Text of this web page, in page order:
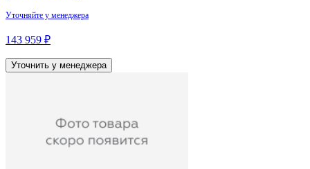
Уточняйте у менеджера
143 959 ₽
Уточнить у менеджера